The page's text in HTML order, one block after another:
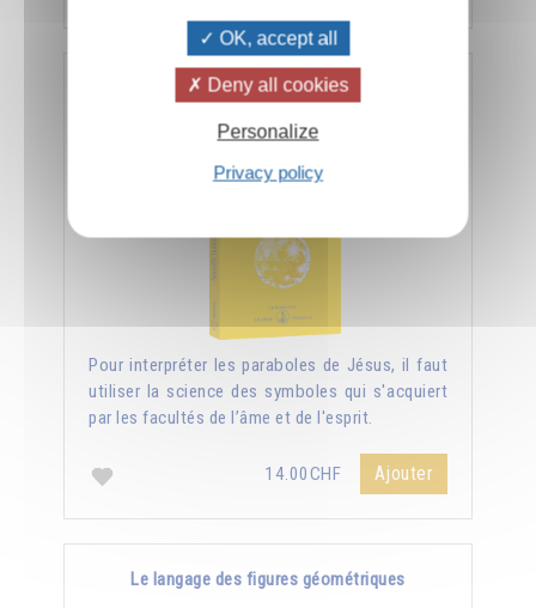
Nouvelle lumière sur les Évangiles
Pour interpréter les paraboles de Jésus, il faut
utiliser la science des symboles qui s'acquiert
par les facultés de l’âme et de l'esprit.
14.00CHF Ajouter
Le langage des figures géométriques
OK, accept all
Deny all cookies
Personalize
Privacy policy